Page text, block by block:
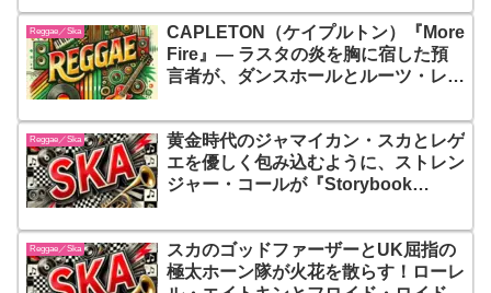
ン・グルーヴの濃縮盤！聴くたびに心
と体を揺さぶる、ダンスホール黄金期
の真髄がここにある
Reggae／Ska
CAPLETON（ケイプルトン）『More
Fire』― ラスタの炎を胸に宿した預
言者が、ダンスホールとルーツ・レゲ
最高の一撃
Reggae／Ska
黄金時代のジャマイカン・スカとレゲ
エを優しく包み込むように、ストレン
ジャー・コールが『Storybook
と希望の物語！ヴィンテージな温もり
と熟練の表現力が交差する珠玉の名盤
Reggae／Ska
スカのゴッドファーザーとUK屈指の
極太ホーン隊が火花を散らす！ローレ